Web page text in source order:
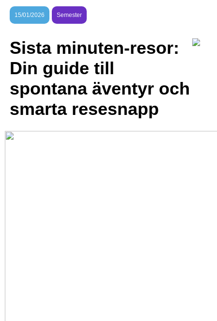
15/01/2026 Semester
Sista minuten-resor:
Din guide till
spontana äventyr och
smarta resesnapp